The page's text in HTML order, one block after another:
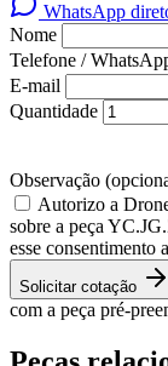
WhatsApp
Nome
Telefone /
E-mail
Quantidade
Observação
Autorizo a
sobre a peça
esse consentimento
Solicitar cotação
com a peça pré-